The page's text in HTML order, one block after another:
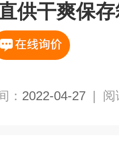
供干爽保
： 2022-04-27 | 阅